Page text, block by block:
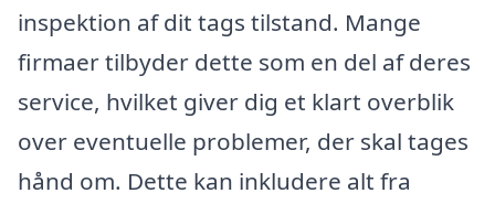
inspektion af dit tags tilstand. Mange
firmaer tilbyder dette som en del af deres
service, hvilket giver dig et klart overblik
over eventuelle problemer, der skal tages
hånd om. Dette kan inkludere alt fra